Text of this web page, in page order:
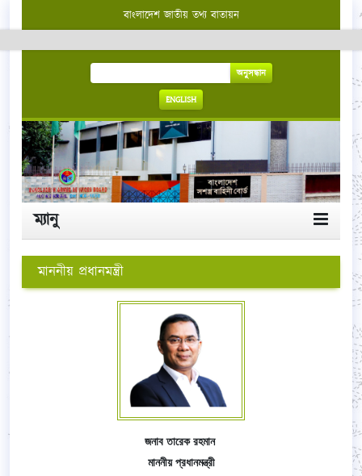
বাংলাদেশ জাতীয় তথ্য বাতায়ন
অনুসন্ধান
ENGLISH
ম্যানু
মাননীয় প্রধানমন্ত্রী
জনাব তারেক রহমান
মাননীয় প্রধানমন্ত্রী